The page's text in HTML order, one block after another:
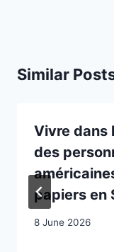
Similar
Vivre dans
des
papiers en
8 June 2026